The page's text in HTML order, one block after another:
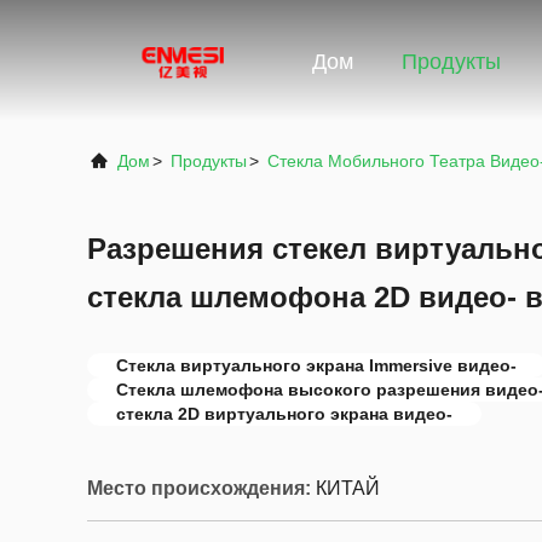
Дом Продукты
Дом> Продукты> Стекла Мобильного Театра
Разрешения стекел
стекла шлемофона 2D видео-
Стекла виртуального экрана Immersive видео-
Стекла шлемофона высокого разрешения
стекла 2D виртуального экрана видео-
Место происхождения: КИТАЙ